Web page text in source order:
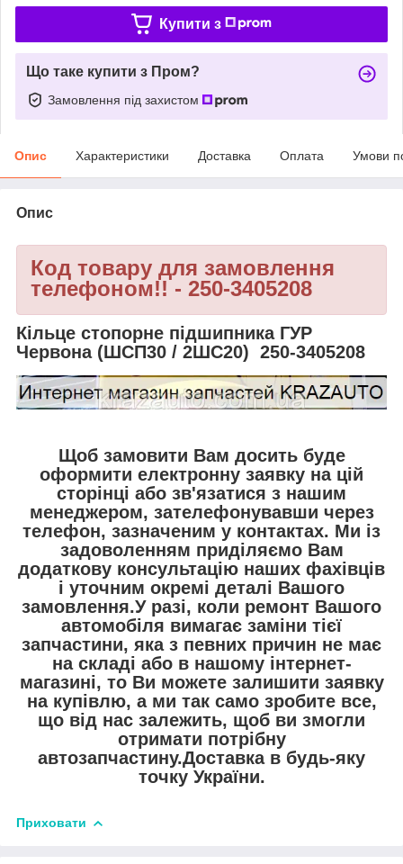
Купити з
Що таке купити з Пром?
Замовлення під захистом
Опис Характеристики Доставка Оплата Умови
Опис
Код товару для замовлення
телефоном!! - 250-3405208
Кільце стопорне підшипника ГУР
Червона (ШСП30 / 2ШС20) 250-3405208
Щоб замовити Вам досить буде
оформити електронну заявку на цій
сторінці або зв'язатися з нашим
менеджером, зателефонувавши через
телефон, зазначеним у контактах. Ми із
задоволенням приділяємо Вам
додаткову консультацію наших фахівців
і уточним окремі деталі Вашого
замовлення.У разі, коли ремонт Вашого
автомобіля вимагає заміни тієї
запчастини, яка з певних причин не має
на складі або в нашому інтернет-
магазині, то Ви можете залишити заявку
на купівлю, а ми так само зробите все,
що від нас залежить, щоб ви змогли
отримати потрібну
автозапчастину.Доставка в будь-яку
точку України.
Приховати